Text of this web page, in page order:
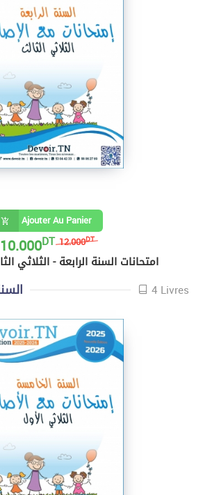
Ajouter Au Panier
12.000DT
10.000DT
امتحانات السنة الرابعة - الثلاثي
4 Livres